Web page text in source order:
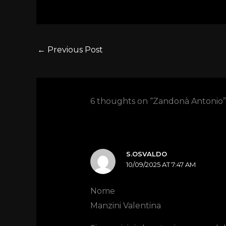
← Previous Post
6 thoughts on “Zandonà Antonio”
S.OSVALDO
10/09/2025 AT 7:47 AM
Nome
Manzini Valentina